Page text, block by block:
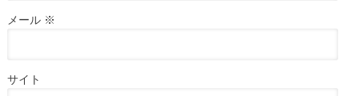
メール ※
サイト